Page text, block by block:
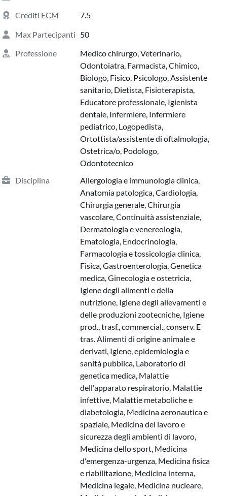
Crediti ECM
7.5
Max Partecipanti 50
Professione
Medico chirurgo, Veterinario,
Odontoiatra, Farmacista, Chimico,
Biologo, Fisico, Psicologo, Assistente
sanitario, Dietista, Fisioterapista,
Educatore professionale, Igienista
dentale, Infermiere, Infermiere
pediatrico, Logopedista,
Ortottista/assistente di oftalmologia,
Ostetrica/o, Podologo,
Odontotecnico
Disciplina
Allergologia e immunologia clinica,
Anatomia patologica, Cardiologia,
Chirurgia generale, Chirurgia
vascolare, Continuità assistenziale,
Dermatologia e venereologia,
Ematologia, Endocrinologia,
Farmacologia e tossicologia clinica,
Fisica, Gastroenterologia, Genetica
medica, Ginecologia e ostetricia,
Igiene degli alimenti e della
nutrizione, Igiene degli allevamenti e
delle produzioni zootecniche, Igiene
prod., trasf., commercial., conserv. E
tras. Alimenti di origine animale e
derivati, Igiene, epidemiologia e
sanità pubblica, Laboratorio di
genetica medica, Malattie
dell'apparato respiratorio, Malattie
infettive, Malattie metaboliche e
diabetologia, Medicina aeronautica e
spaziale, Medicina del lavoro e
sicurezza degli ambienti di lavoro,
Medicina dello sport, Medicina
d'emergenza-urgenza, Medicina fisica
e riabilitazione, Medicina interna,
Medicina legale, Medicina nucleare,